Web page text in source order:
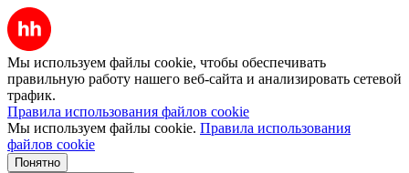
Мы используем файлы cookie, чтобы обеспечивать
правильную работу нашего веб-сайта и анализировать сетевой
трафик.
Правила использования файлов cookie
Мы используем файлы cookie. Правила использования
файлов cookie
Понятно